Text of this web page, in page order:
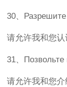
30、
请允许我和您认
31、Позвольте
请允许我和您介